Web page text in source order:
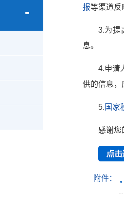
报等渠道反
3.为提
息。
4.申请
供的信息，
5. 国家
感谢您
附件：